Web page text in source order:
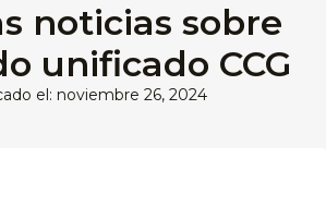
noticias sobre
unificado CCG
el: noviembre 26, 2024